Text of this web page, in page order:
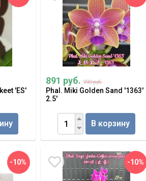
'ES'
891 руб. 990 руб.
Phal. Miki Golden Sand '1363'
2.5'
В корзину
-10% -10%